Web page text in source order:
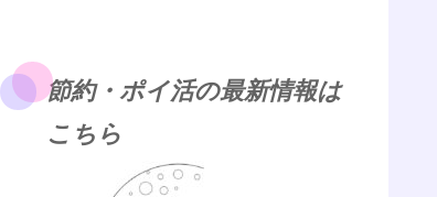
節約・ポイ活の最新情報は
こちら